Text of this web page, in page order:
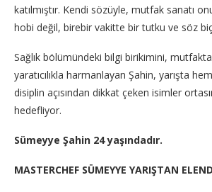
katılmıştır. Kendi sözüyle, mutfak sanatı
hobi değil, birebir vakitte bir tutku ve söz
Sağlık bölümündeki bilgi birikimini,
yaratıcılıkla harmanlayan Şahin, yarışta
disiplin açısından dikkat çeken isimler
hedefliyor.
Sümeyye Şahin 24 yaşındadır.
MASTERCHEF SÜMEYYE YARIŞTAN